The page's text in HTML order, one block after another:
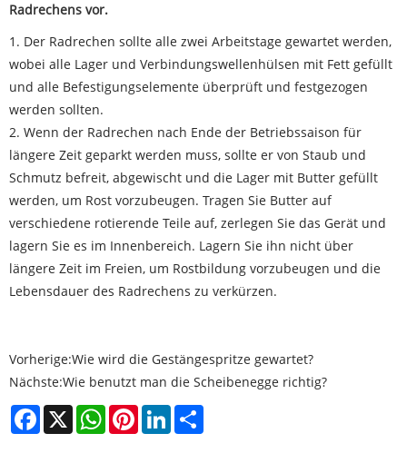
Radrechens vor.
1. Der Radrechen sollte alle zwei Arbeitstage gewartet werden,
wobei alle Lager und Verbindungswellenhülsen mit Fett gefüllt
und alle Befestigungselemente überprüft und festgezogen
werden sollten.
2. Wenn der Radrechen nach Ende der Betriebssaison für
längere Zeit geparkt werden muss, sollte er von Staub und
Schmutz befreit, abgewischt und die Lager mit Butter gefüllt
werden, um Rost vorzubeugen. Tragen Sie Butter auf
verschiedene rotierende Teile auf, zerlegen Sie das Gerät und
lagern Sie es im Innenbereich. Lagern Sie ihn nicht über
längere Zeit im Freien, um Rostbildung vorzubeugen und die
Lebensdauer des Radrechens zu verkürzen.
Vorherige:Wie wird die Gestängespritze gewartet?
Nächste:Wie benutzt man die Scheibenegge richtig?
Facebook
X WhatsAppPinterestLinkedIn